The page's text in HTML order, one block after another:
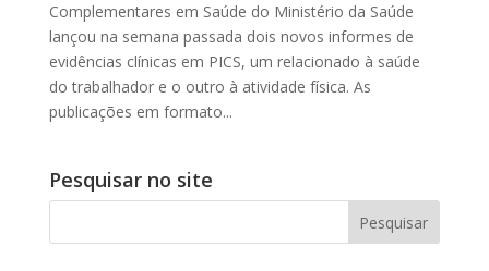
Complementares em Saúde do Ministério da Saúde
lançou na semana passada dois novos informes de
evidências clínicas em PICS, um relacionado à saúde
do trabalhador e o outro à atividade física. As
publicações em formato...
Pesquisar no site